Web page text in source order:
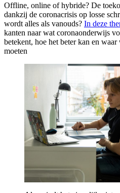
Offline, online of hybride? De
dankzij de coronacrisis op losse
wordt alles als vanouds? In deze
kanten naar wat coronaonderwijs
betekent, hoe het beter kan en
moeten